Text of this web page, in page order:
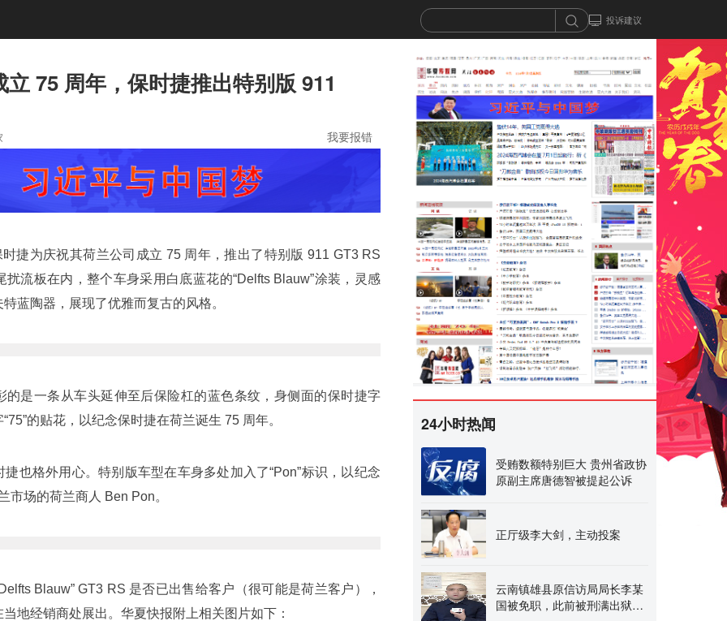
投诉建议
75 周年，保时捷推出特别版 911
我要报错
捷为庆祝其荷兰公司成立 75 周年，推出了特别版 911 GT3 RS
流板在内， 整个车身采用白底蓝花的“Delfts Blauw”涂装 ，灵感
蓝陶器，展现了优雅而复古的风格。
的是一条从车头延伸至后保险杠的蓝色条纹，身侧面的保时捷字
的贴花，以纪念保时捷在荷兰诞生 75 周年。
也格外用心。特别版车型在车身多处加入了“Pon”标识，以纪念
市场的荷兰商人 Ben Pon。
Blauw” GT3 RS 是否已出售给客户（很可能是荷兰客户），
地经销商处展出。华夏快报附上相关图片如下：
24小时热闻
受贿数额特别巨大 贵州省政协
原副主席唐德智被提起公诉
正厅级李大剑，主动投案
云南镇雄县原信访局局长李某
国被免职，此前被刑满出狱的